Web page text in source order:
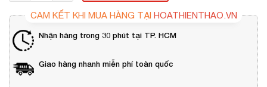
CAM KẾT KHI MUA HÀNG TẠI HOATHIENTHAO.VN
Nhận hàng trong 30 phút tại TP. HCM
Giao hàng nhanh miễn phí toàn quốc